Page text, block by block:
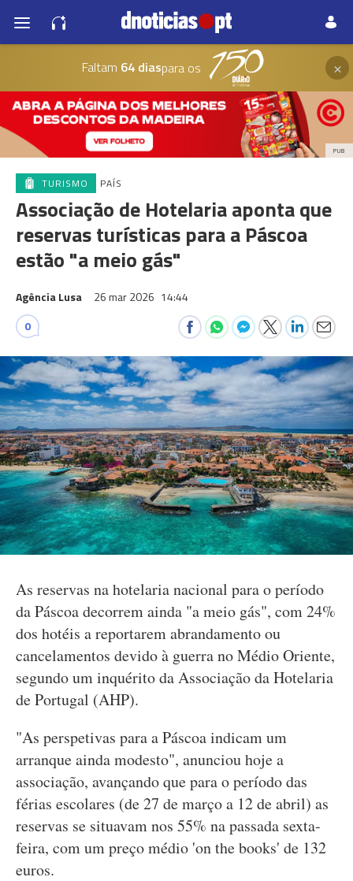
Faltam 64 diaspara os ×
PUB
TURISMO PAÍS
Associação de Hotelaria aponta que
reservas turísticas para a Páscoa
estão "a meio gás"
Agência Lusa 26 mar 2026 14:44
0
As reservas na hotelaria nacional para o período
da Páscoa decorrem ainda "a meio gás", com 24%
dos hotéis a reportarem abrandamento ou
cancelamentos devido à guerra no Médio Oriente,
segundo um inquérito da Associação da Hotelaria
de Portugal (AHP).
"As perspetivas para a Páscoa indicam um
arranque ainda modesto", anunciou hoje a
associação, avançando que para o período das
férias escolares (de 27 de março a 12 de abril) as
reservas se situavam nos 55% na passada sexta-
feira, com um preço médio 'on the books' de 132
euros.